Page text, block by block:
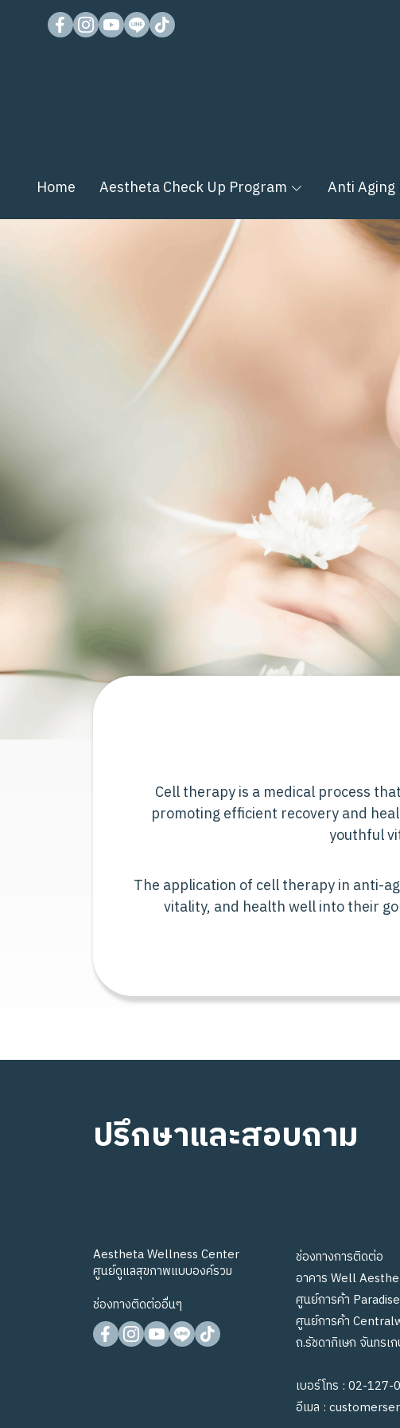
Home Aestheta Check Up Program Anti
Cell therapy is a medical process
promoting efficient recovery and
youthful
The application of cell therapy in anti-
vitality, and health well into their
ปรึกษาและสอบถาม
Aestheta Wellness Center
ศูนย์ดูแลสุขภาพแบบองค์รวม
ช่องทางติดต่ออื่นๆ
ช่องทางการติดต่อ
อาคาร Well
ศูนย์การค้า
ศูนย์การค้า
ถ.รัชดาภิเษก จันทรเ
เบอร์โทร : 02-127-
อีเมล :